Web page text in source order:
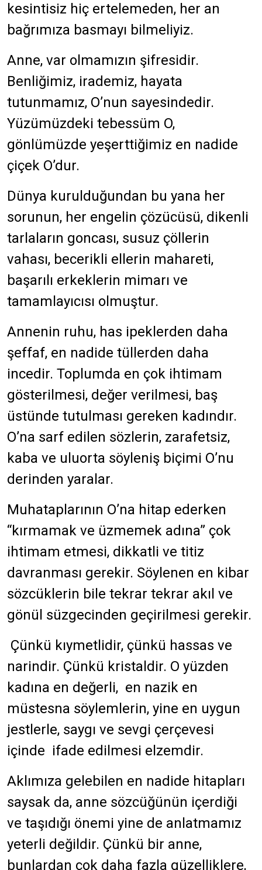
kesintisiz hiç ertelemeden, her an
bağrımıza basmayı bilmeliyiz.
Anne, var olmamızın şifresidir.
Benliğimiz, irademiz, hayata
tutunmamız, O’nun sayesindedir.
Yüzümüzdeki tebessüm O,
gönlümüzde yeşerttiğimiz en nadide
çiçek O’dur.
Dünya kurulduğundan bu yana her
sorunun, her engelin çözücüsü, dikenli
tarlaların goncası, susuz çöllerin
vahası, becerikli ellerin mahareti,
başarılı erkeklerin mimarı ve
tamamlayıcısı olmuştur.
Annenin ruhu, has ipeklerden daha
şeffaf, en nadide tüllerden daha
incedir. Toplumda en çok ihtimam
gösterilmesi, değer verilmesi, baş
üstünde tutulması gereken kadındır.
O’na sarf edilen sözlerin, zarafetsiz,
kaba ve uluorta söyleniş biçimi O’nu
derinden yaralar.
Muhataplarının O’na hitap ederken
“kırmamak ve üzmemek adına” çok
ihtimam etmesi, dikkatli ve titiz
davranması gerekir. Söylenen en kibar
sözcüklerin bile tekrar tekrar akıl ve
gönül süzgecinden geçirilmesi gerekir.
Çünkü kıymetlidir, çünkü hassas ve
narindir. Çünkü kristaldir. O yüzden
kadına en değerli, en nazik en
müstesna söylemlerin, yine en uygun
jestlerle, saygı ve sevgi çerçevesi
içinde ifade edilmesi elzemdir.
Aklımıza gelebilen en nadide hitapları
saysak da, anne sözcüğünün içerdiği
ve taşıdığı önemi yine de anlatmamız
yeterli değildir. Çünkü bir anne,
bunlardan çok daha fazla güzelliklere,